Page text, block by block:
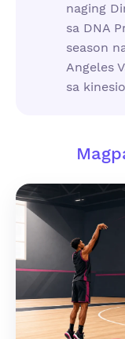
naging
sa DNA
season
Angeles
sa